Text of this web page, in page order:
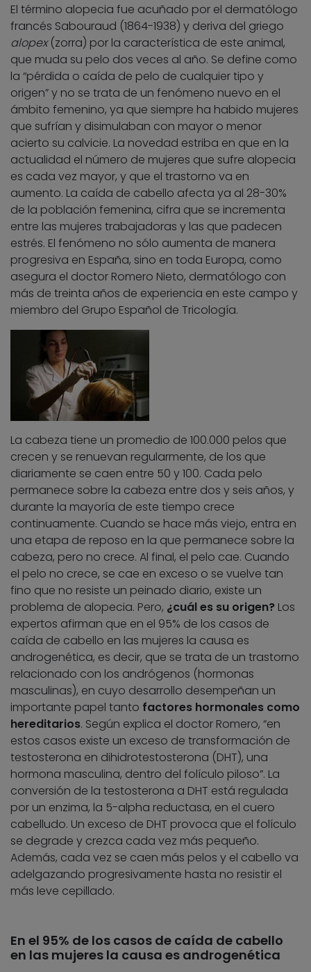
El término alopecia fue acuñado por el dermatólogo
francés Sabouraud (1864-1938) y deriva del griego
alopex(zorra) por la característica de este animal,
que muda su pelo dos veces al año. Se define como
la “pérdida o caída de pelo de cualquier tipo y
origen” y no se trata de un fenómeno nuevo en el
ámbito femenino, ya que siempre ha habido mujeres
que sufrían y disimulaban con mayor o menor
acierto su calvicie. La novedad estriba en que en la
actualidad el número de mujeres que sufre alopecia
es cada vez mayor, y que el trastorno va en
aumento. La caída de cabello afecta ya al 28-30%
de la población femenina, cifra que se incrementa
entre las mujeres trabajadoras y las que padecen
estrés. El fenómeno no sólo aumenta de manera
progresiva en España, sino en toda Europa, como
asegura el doctor Romero Nieto, dermatólogo con
más de treinta años de experiencia en este campo y
miembro del Grupo Español de Tricología.
La cabeza tiene un promedio de 100.000 pelos que
crecen y se renuevan regularmente, de los que
diariamente se caen entre 50 y 100. Cada pelo
permanece sobre la cabeza entre dos y seis años, y
durante la mayoría de este tiempo crece
continuamente. Cuando se hace más viejo, entra en
una etapa de reposo en la que permanece sobre la
cabeza, pero no crece. Al final, el pelo cae. Cuando
el pelo no crece, se cae en exceso o se vuelve tan
fino que no resiste un peinado diario, existe un
problema de alopecia. Pero, ¿cuál es su origen? Los
expertos afirman que en el 95% de los casos de
caída de cabello en las mujeres la causa es
androgenética, es decir, que se trata de un trastorno
relacionado con los andrógenos (hormonas
masculinas), en cuyo desarrollo desempeñan un
importante papel tanto factores hormonales como
hereditarios. Según explica el doctor Romero, “en
estos casos existe un exceso de transformación de
testosterona en dihidrotestosterona (DHT), una
hormona masculina, dentro del folículo piloso”. La
conversión de la testosterona a DHT está regulada
por un enzima, la 5-alpha reductasa, en el cuero
cabelludo. Un exceso de DHT provoca que el folículo
se degrade y crezca cada vez más pequeño.
Además, cada vez se caen más pelos y el cabello va
adelgazando progresivamente hasta no resistir el
más leve cepillado.
En el 95% de los casos de caída de cabello
en las mujeres la causa es androgenética